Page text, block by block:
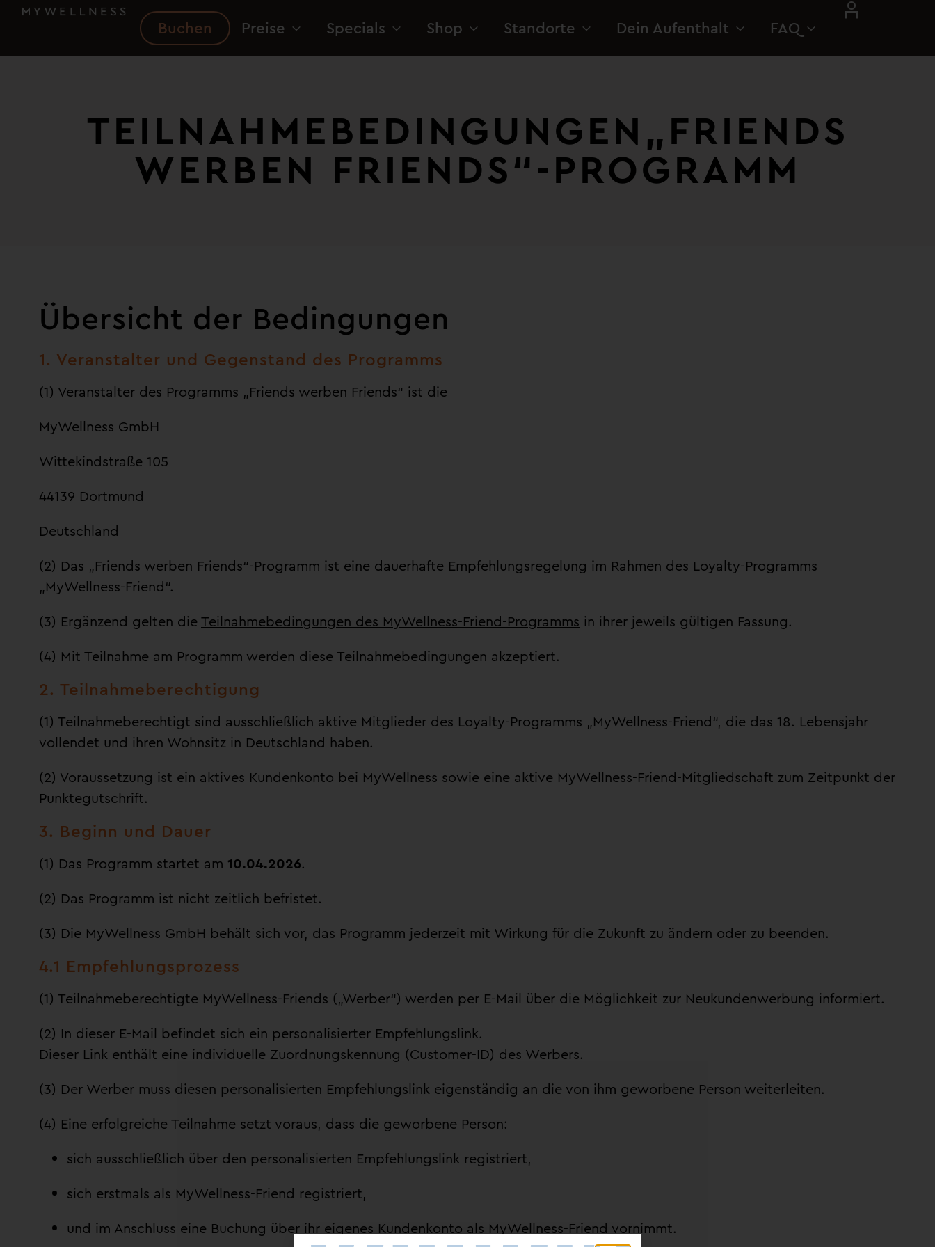
Buchen Preise Specials Shop Standorte Dein Aufenthalt FAQ
TEILNAHMEBEDINGUNGEN​ „FRIENDS
WERBEN FRIENDS“-PROGRAMM
Übersicht der Bedingungen
1. Veranstalter und Gegenstand des Programms
(1) Veranstalter des Programms „Friends werben Friends“ ist die
MyWellness GmbH
Wittekindstraße 105
44139 Dortmund
Deutschland
(2) Das „Friends werben Friends“-Programm ist eine dauerhafte Empfehlungsregelung im Rahmen des Loyalty-Programms
„MyWellness-Friend“.
(3) Ergänzend gelten die Teilnahmebedingungen des MyWellness-Friend-Programms in ihrer jeweils gültigen Fassung.
(4) Mit Teilnahme am Programm werden diese Teilnahmebedingungen akzeptiert.
2. Teilnahmeberechtigung
(1) Teilnahmeberechtigt sind ausschließlich aktive Mitglieder des Loyalty-Programms „MyWellness-Friend“, die das 18. Lebensjahr
vollendet und ihren Wohnsitz in Deutschland haben.
(2) Voraussetzung ist ein aktives Kundenkonto bei MyWellness sowie eine aktive MyWellness-Friend-Mitgliedschaft zum Zeitpunkt der
Punktegutschrift.
3. Beginn und Dauer
(1) Das Programm startet am 10.04.2026.
(2) Das Programm ist nicht zeitlich befristet.
(3) Die MyWellness GmbH behält sich vor, das Programm jederzeit mit Wirkung für die Zukunft zu ändern oder zu beenden.
4.1 Empfehlungsprozess
(1) Teilnahmeberechtigte MyWellness-Friends („Werber“) werden per E-Mail über die Möglichkeit zur Neukundenwerbung informiert.
(2) In dieser E-Mail befindet sich ein personalisierter Empfehlungslink.
Dieser Link enthält eine individuelle Zuordnungskennung (Customer-ID) des Werbers.
(3) Der Werber muss diesen personalisierten Empfehlungslink eigenständig an die von ihm geworbene Person weiterleiten.
(4) Eine erfolgreiche Teilnahme setzt voraus, dass die geworbene Person:
sich ausschließlich über den personalisierten Empfehlungslink registriert,
sich erstmals als MyWellness-Friend registriert,
und im Anschluss eine Buchung über ihr eigenes Kundenkonto als MyWellness-Friend vornimmt.